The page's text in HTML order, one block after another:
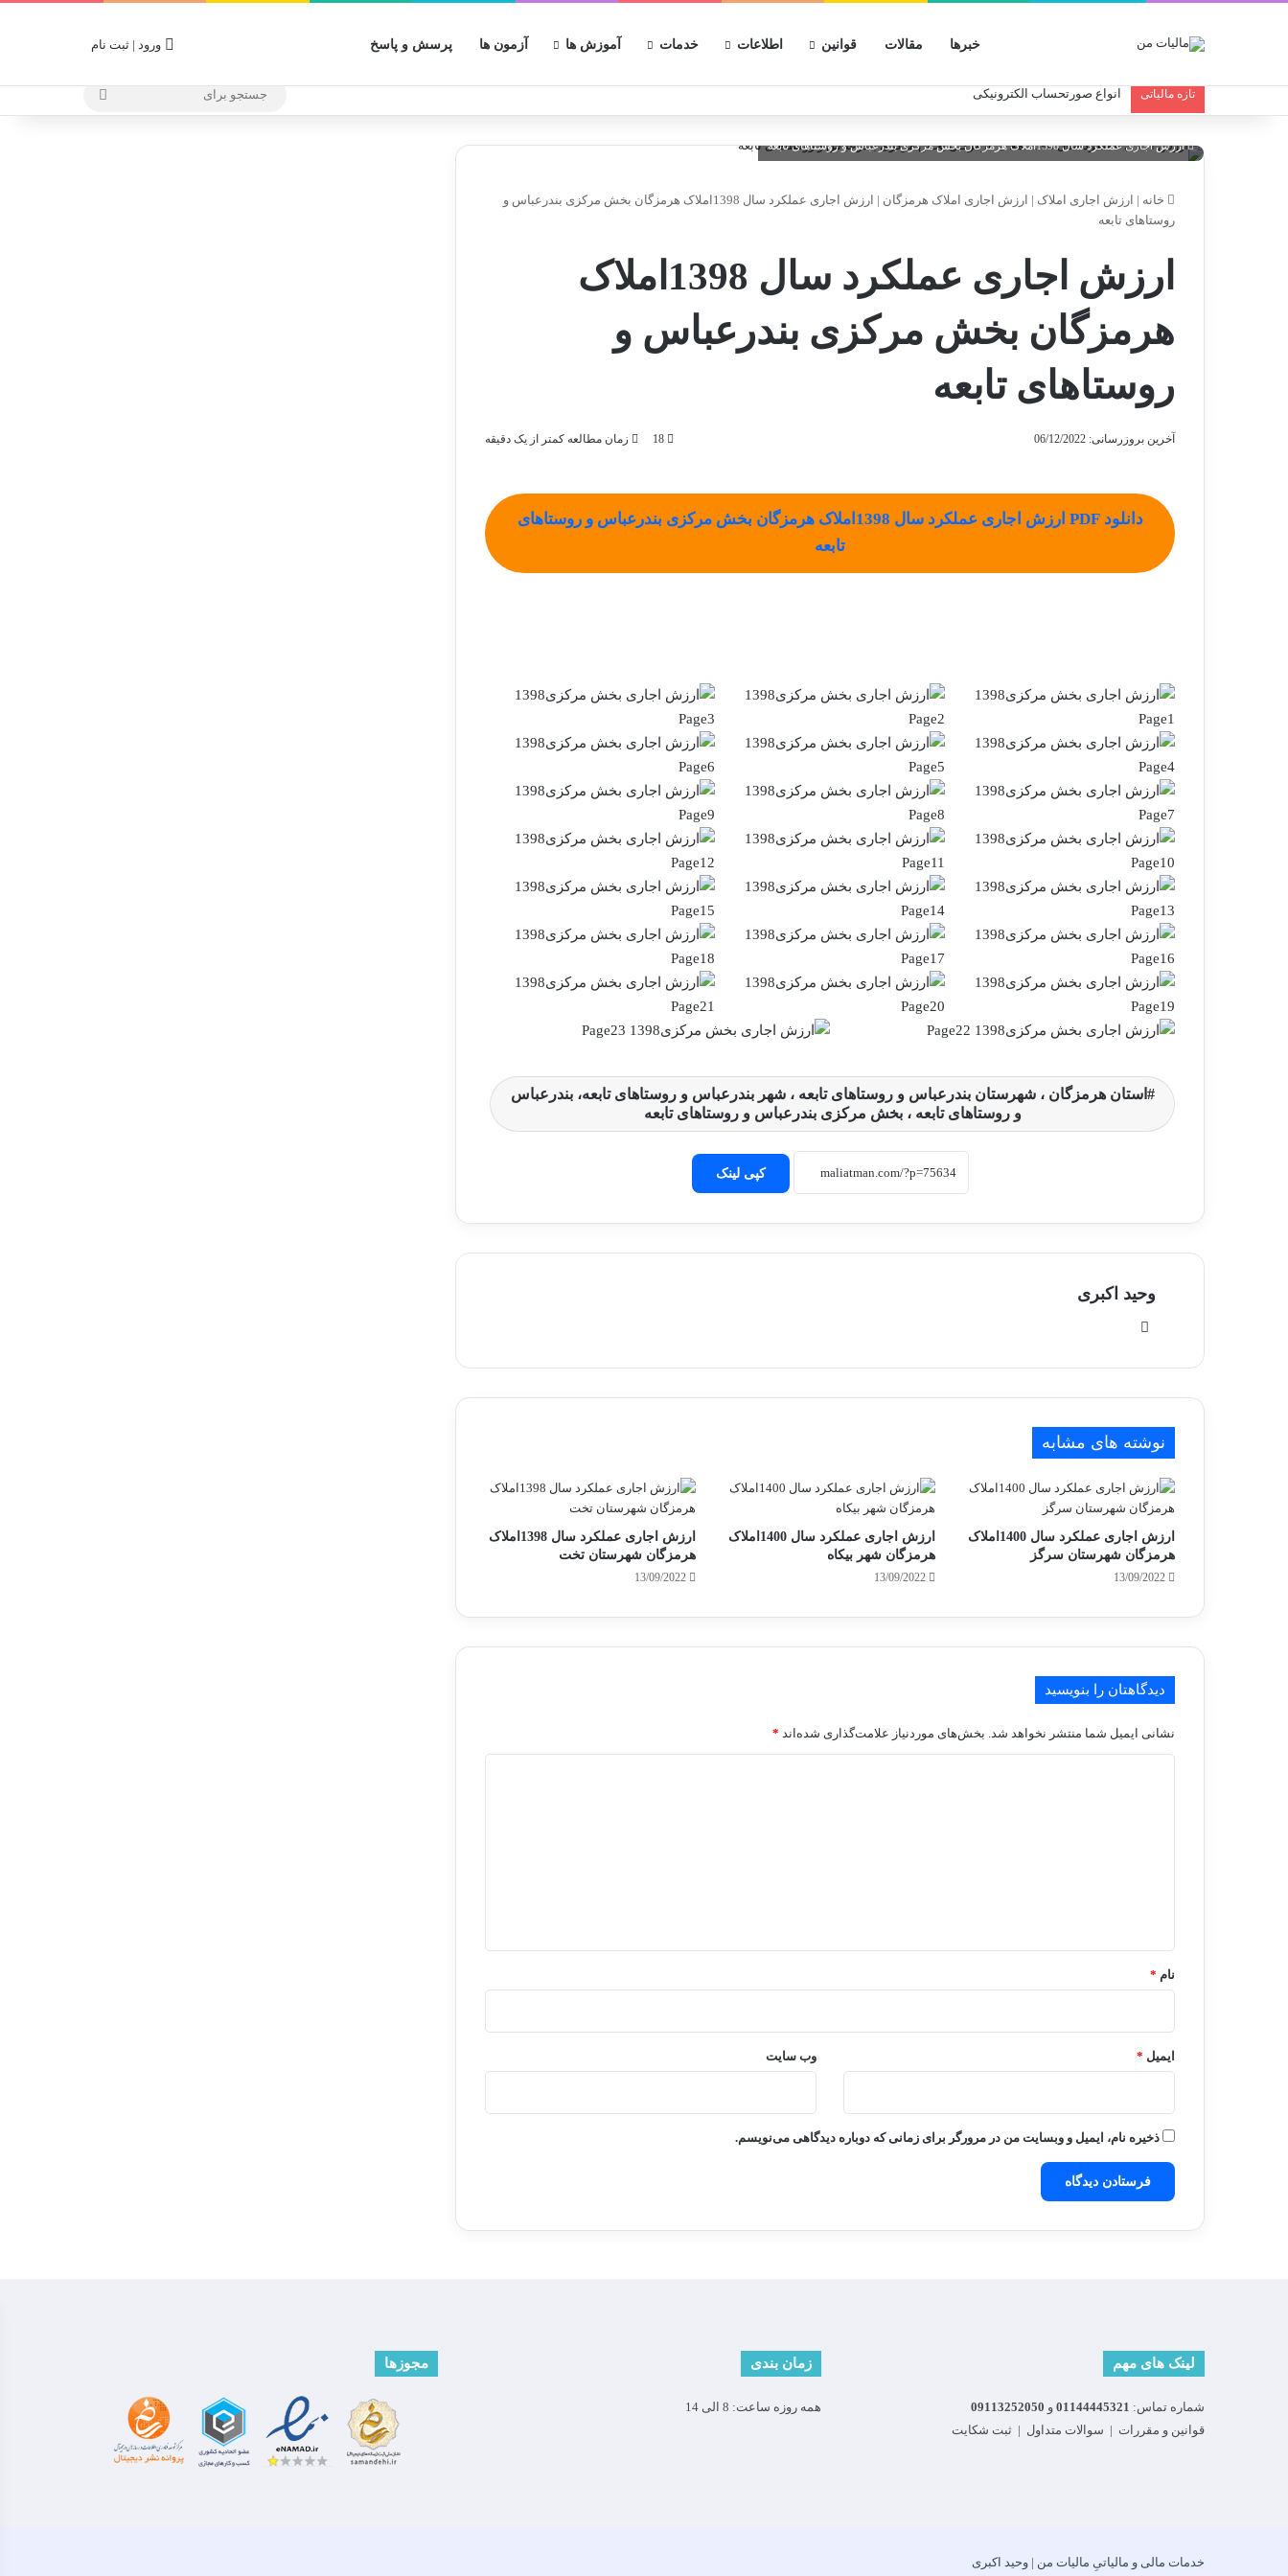
خبرها مقالات قوانین اطلاعات خدمات آموزش ها آزمون ها پرسش و پاسخ ورود | ثبت نام
تازه مالیاتی انواع صورتحساب الکترونیکی
ارزش اجاری عملکرد سال 1398املاک هرمزگان بخش مرکزی بندرعباس و روستاهای تابعه
خانه | ارزش اجاری املاک | ارزش اجاری املاک هرمزگان |
ارزش اجاری عملکرد سال 1398املاک هرمزگان بخش مرکزی بندرعباس و
روستاهای تابعه
ارزش اجاری عملکرد سال 1398املاک
هرمزگان بخش مرکزی بندرعباس و
روستاهای تابعه
آخرین بروزرسانی: 06/12/2022 18 زمان مطالعه کمتر از یک دقیقه
دانلود PDF ارزش اجاری عملکرد سال 1398املاک هرمزگان بخش مرکزی بندرعباس و روستاهای
تابعه
استان هرمزگان ، شهرستان بندرعباس و روستاهای تابعه ، شهر بندرعباس و روستاهای تابعه، بندرعباس
و روستاهای تابعه ، بخش مرکزی بندرعباس و روستاهای تابعه
کپی لینک
وحید اکبری
نوشته های مشابه
ارزش اجاری عملکرد سال 1400املاک
هرمزگان شهرستان سرگز
13/09/2022
ارزش اجاری عملکرد سال 1400املاک
هرمزگان شهر بیکاه
13/09/2022
ارزش اجاری عملکرد سال 1398املاک
هرمزگان شهرستان تخت
13/09/2022
دیدگاهتان را بنویسید
نشانی ایمیل شما منتشر نخواهد شد. بخش‌های موردنیاز علامت‌گذاری شده‌اند *
نام *
ایمیل * وب‌ سایت
ذخیره نام، ایمیل و وبسایت من در مرورگر برای زمانی که دوباره دیدگاهی می‌نویسم.
لینک های مهم
شماره تماس: 01144445321 و 09113252050
قوانین و مقررات | سوالات متداول | ثبت شکایت
زمان بندی
همه روزه ساعت: 8 الی 14
مجوزها
خدمات مالی و مالیاتیِ مالیات من | وحید اکبری